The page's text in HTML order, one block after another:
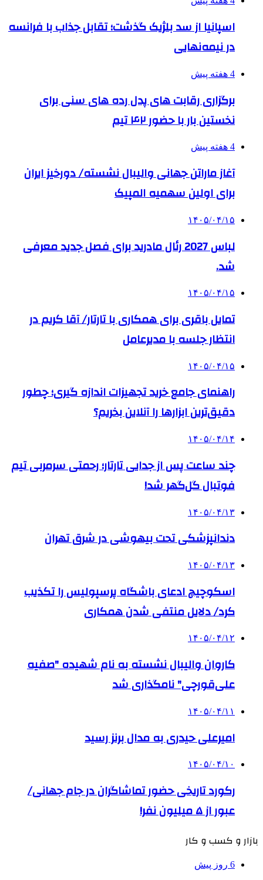
اسپانیا از سد بلژیک گذشت؛ تقابل جذاب با فرانسه
در نیمه‌نهایی
4 هفته پیش
برگزاری رقابت های پدل رده های سنی برای
نخستین بار با حضور ۴۲ تیم
4 هفته پیش
آغاز ماراتن جهانی والیبال نشسته/ دورخیز ایران
برای اولین سهمیه المپیک
۱۴۰۵/۰۴/۱۵
لباس 2027 رئال مادرید برای فصل جدید معرفی
شد.
۱۴۰۵/۰۴/۱۵
تمایل باقری برای همکاری با تارتار/ آقا کریم در
انتظار جلسه با مدیرعامل
۱۴۰۵/۰۴/۱۵
راهنمای جامع خرید تجهیزات اندازه گیری؛ چطور
دقیق‌ترین ابزارها را آنلاین بخریم؟
۱۴۰۵/۰۴/۱۴
چند ساعت پس از جدایی تارتار؛ رحمتی سرمربی تیم
فوتبال گل‌گهر شد!
۱۴۰۵/۰۴/۱۳
دندانپزشکی تحت بیهوشی در شرق تهران
۱۴۰۵/۰۴/۱۳
اسکوچیچ ادعای باشگاه پرسپولیس را تکذیب
کرد/ دلایل منتفی شدن همکاری
۱۴۰۵/۰۴/۱۲
کاروان والیبال نشسته به نام شهیده "صفیه
علی‌قورچی" نامگذاری شد
۱۴۰۵/۰۴/۱۱
امیرعلی حیدری به مدال برنز رسید
۱۴۰۵/۰۴/۱۰
رکورد تاریخی حضور تماشاگران در جام جهانی/
عبور از ۵ میلیون نفر!
بازار و کسب و کار
6 روز پیش